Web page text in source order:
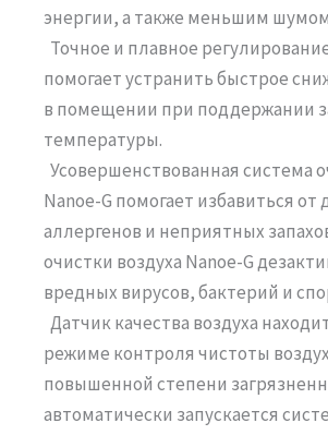
энергии, а также меньшим
Точное и плавное
помогает устранить быстрое
в помещении при поддержании
температуры.
Усовершенствованная система
Nanoe-G помогает избавиться
аллергенов и неприятных
очистки воздуха Nanoe-G
вредных вирусов, бактерий и
Датчик качества воздуха
режиме контроля чистоты
повышенной степени
автоматически запускается